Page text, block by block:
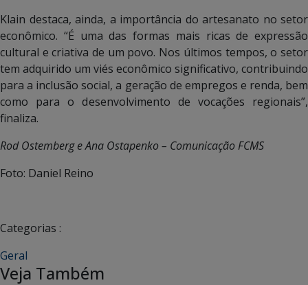
Klain destaca, ainda, a importância do artesanato no setor
econômico. “É uma das formas mais ricas de expressão
cultural e criativa de um povo. Nos últimos tempos, o setor
tem adquirido um viés econômico significativo, contribuindo
para a inclusão social, a geração de empregos e renda, bem
como para o desenvolvimento de vocações regionais”,
finaliza.
Rod Ostemberg eAna Ostapenko – Comunicação FCMS
Foto: Daniel Reino
Categorias :
Geral
Veja Também